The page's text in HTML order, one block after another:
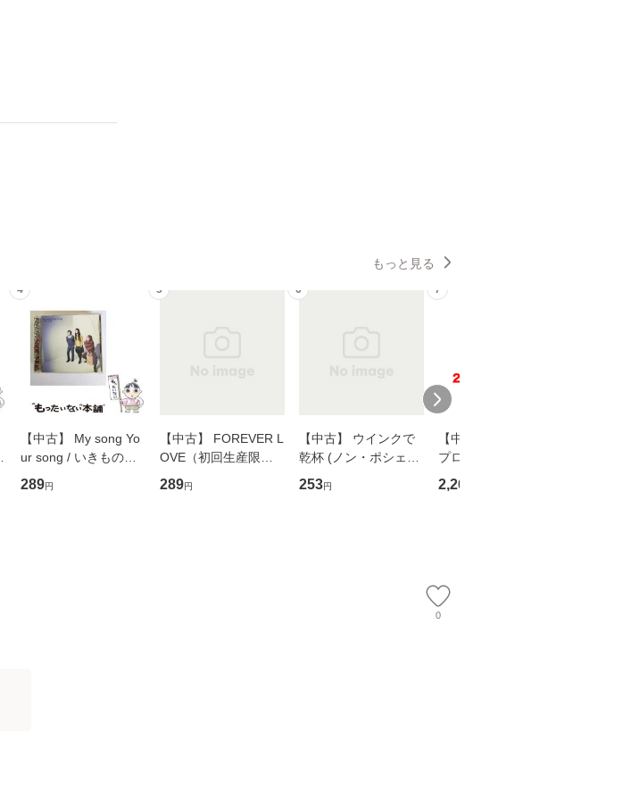
もっと見る
4
【中古】 My song Yo
ur song / いきものが
かり / [CD]【メール便
送料無料】
289円
5
【中古】 FOREVER L
OVE（初回生産限定
盤） / 清水翔太×加藤
ミリヤ / [CD]【メール
289円
6
【中古】 ウインクで
乾杯 (ノン・ポシェッ
ト) / 東野圭吾 / 祥伝
社 [文庫]【メール便送
253円
7
【中古】 野ブタ。を
プロデュース [DVD-B
OX] / バップ [DVD]
【メール便送料無料】
2,266
0